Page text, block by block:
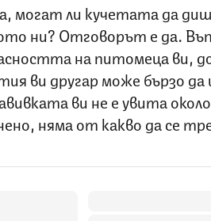
могат ли кучетата да
ни? Отговорът е да.
на питомеца ви,
ви другар може бързо
ви не е увита
няма от какво да се